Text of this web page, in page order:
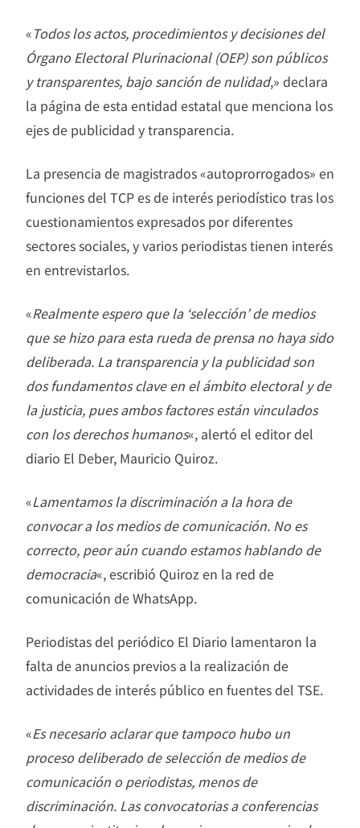
«Todos los actos, procedimientos y decisiones del
Órgano Electoral Plurinacional (OEP) son públicos
y transparentes, bajo sanción de nulidad,» declara
la página de esta entidad estatal que menciona los
ejes de publicidad y transparencia.
La presencia de magistrados «autoprorrogados» en
funciones del TCP es de interés periodístico tras los
cuestionamientos expresados por diferentes
sectores sociales, y varios periodistas tienen interés
en entrevistarlos.
«Realmente espero que la ‘selección’ de medios
que se hizo para esta rueda de prensa no haya sido
deliberada. La transparencia y la publicidad son
dos fundamentos clave en el ámbito electoral y de
la justicia, pues ambos factores están vinculados
con los derechos humanos«, alertó el editor del
diario El Deber, Mauricio Quiroz.
«Lamentamos la discriminación a la hora de
convocar a los medios de comunicación. No es
correcto, peor aún cuando estamos hablando de
democracia«, escribió Quiroz en la red de
comunicación de WhatsApp.
Periodistas del periódico El Diario lamentaron la
falta de anuncios previos a la realización de
actividades de interés público en fuentes del TSE.
«Es necesario aclarar que tampoco hubo un
proceso deliberado de selección de medios de
comunicación o periodistas, menos de
discriminación. Las convocatorias a conferencias